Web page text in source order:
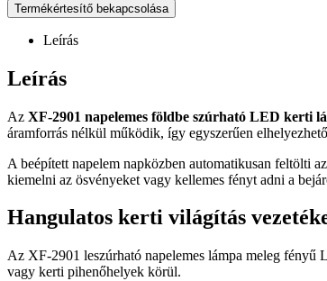
Termékértesítő bekapcsolása
Leírás
Leírás
Az XF-2901 napelemes földbe szúrható LED kerti
áramforrás nélkül működik, így egyszerűen
A beépített napelem napközben automatikusan feltölti
kiemelni az ösvényeket vagy kellemes fényt adni a
Hangulatos kerti világítás
Az XF-2901 leszúrható napelemes lámpa meleg fényű
vagy kerti pihenőhelyek körül.